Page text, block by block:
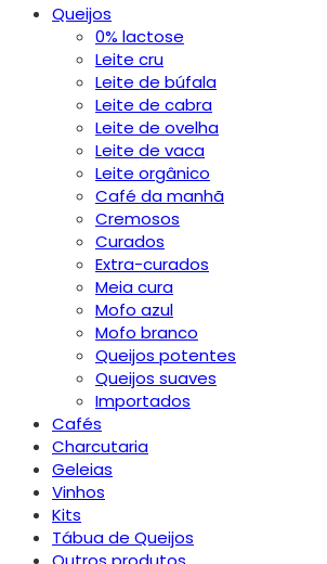
Queijos
0% lactose
Leite cru
Leite de búfala
Leite de cabra
Leite de ovelha
Leite de vaca
Leite orgânico
Café da manhã
Cremosos
Curados
Extra-curados
Meia cura
Mofo azul
Mofo branco
Queijos potentes
Queijos suaves
Importados
Cafés
Charcutaria
Geleias
Vinhos
Kits
Tábua de Queijos